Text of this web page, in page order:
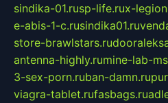
sindika-01.rusp-life.rux-
e-abis-1-c.rusindika01.ru
store-brawlstars.ru
antenna-highly.rumine-lab-
3-sex-porn.ruban-damn.ru
viagra-tablet.rufasbags.ru